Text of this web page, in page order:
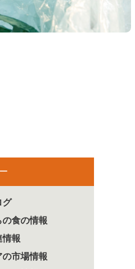
グ
食の情報
情報
の市場情報